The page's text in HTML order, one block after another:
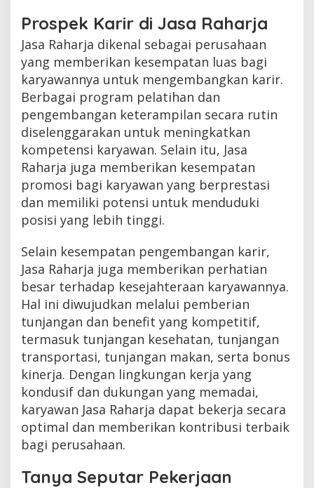
Prospek Karir di Jasa Raharja
Jasa Raharja dikenal sebagai perusahaan
yang memberikan kesempatan luas bagi
karyawannya untuk mengembangkan karir.
Berbagai program pelatihan dan
pengembangan keterampilan secara rutin
diselenggarakan untuk meningkatkan
kompetensi karyawan. Selain itu, Jasa
Raharja juga memberikan kesempatan
promosi bagi karyawan yang berprestasi
dan memiliki potensi untuk menduduki
posisi yang lebih tinggi.
Selain kesempatan pengembangan karir,
Jasa Raharja juga memberikan perhatian
besar terhadap kesejahteraan karyawannya.
Hal ini diwujudkan melalui pemberian
tunjangan dan benefit yang kompetitif,
termasuk tunjangan kesehatan, tunjangan
transportasi, tunjangan makan, serta bonus
kinerja. Dengan lingkungan kerja yang
kondusif dan dukungan yang memadai,
karyawan Jasa Raharja dapat bekerja secara
optimal dan memberikan kontribusi terbaik
bagi perusahaan.
Tanya Seputar Pekerjaan